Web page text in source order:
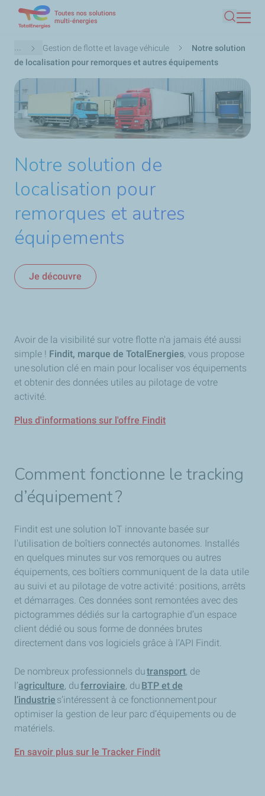
contenu
principal
Toutes nos solutions
multi-énergies
Fil
d'Ariane
... Gestion de flotte et lavage véhicule
Notre solution
de localisation pour remorques et autres équipements
Notre solution de
localisation pour
remorques et autres
équipements
Je découvre
Avoir de la visibilité sur votre flotte n'a jamais été aussi
simple ! Findit, marque de TotalEnergies, vous propose
une solution clé en main pour localiser vos équipements
et obtenir des données utiles au pilotage de votre
activité.
Plus d'informations sur l'offre Findit
Comment fonctionne le tracking
d’équipement ?
Findit est une solution IoT innovante basée sur
l'utilisation de boîtiers connectés autonomes. Installés
en quelques minutes sur vos remorques ou autres
équipements, ces boîtiers communiquent de la data utile
au suivi et au pilotage de votre activité : positions, arrêts
et démarrages. Ces données sont remontées avec des
pictogrammes dédiés sur la cartographie d’un espace
client dédié ou sous forme de données brutes
directement dans vos logiciels grâce à l’API Findit.
De nombreux professionnels dutransport, de
l’agriculture, duferroviaire, du BTP et de
l’industrie s’intéressent à ce fonctionnement pour
optimiser la gestion de leur parc d’équipements ou de
matériels.
En savoir plus sur le Tracker Findit